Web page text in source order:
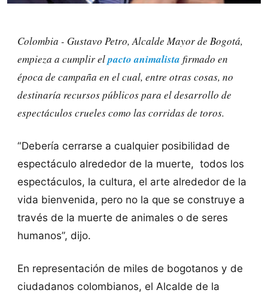
Colombia - Gustavo Petro, Alcalde Mayor de Bogotá,
empieza a cumplir elpacto animalista firmado en
época de campaña en el cual, entre otras cosas, no
destinaría recursos públicos para el desarrollo de
espectáculos crueles como las corridas de toros.
“Debería cerrarse a cualquier posibilidad de
espectáculo alrededor de la muerte, todos los
espectáculos, la cultura, el arte alrededor de la
vida bienvenida, pero no la que se construye a
través de la muerte de animales o de seres
humanos”, dijo.
En representación de miles de bogotanos y de
ciudadanos colombianos, el Alcalde de la